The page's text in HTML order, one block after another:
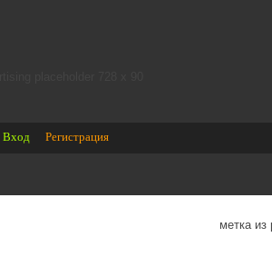
Вход Регистрация
метка из